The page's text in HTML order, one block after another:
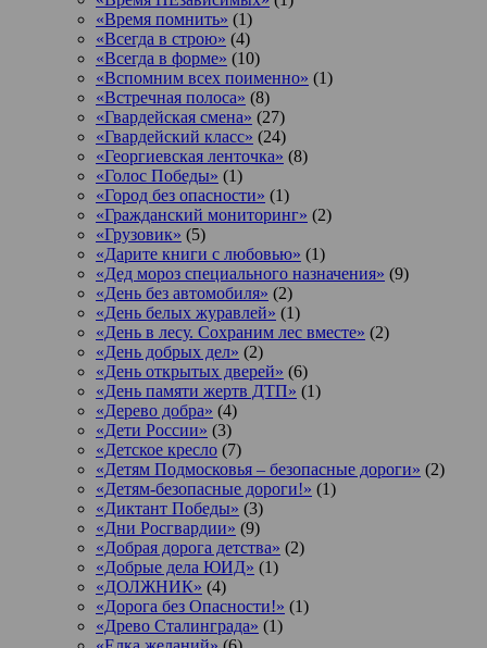
«Время помнить» (1)
«Всегда в строю» (4)
«Всегда в форме» (10)
«Вспомним всех поименно» (1)
«Встречная полоса» (8)
«Гвардейская смена» (27)
«Гвардейский класс» (24)
«Георгиевская ленточка» (8)
«Голос Победы» (1)
«Город без опасности» (1)
«Гражданский мониторинг» (2)
«Грузовик» (5)
«Дарите книги с любовью» (1)
«Дед мороз специального назначения» (9)
«День без автомобиля» (2)
«День белых журавлей» (1)
«День в лесу. Сохраним лес вместе» (2)
«День добрых дел» (2)
«День открытых дверей» (6)
«День памяти жертв ДТП» (1)
«Дерево добра» (4)
«Дети России» (3)
«Детское кресло (7)
«Детям Подмосковья – безопасные дороги» (2)
«Детям-безопасные дороги!» (1)
«Диктант Победы» (3)
«Дни Росгвардии» (9)
«Добрая дорога детства» (2)
«Добрые дела ЮИД» (1)
«ДОЛЖНИК» (4)
«Дорога без Опасности!» (1)
«Древо Сталинграда» (1)